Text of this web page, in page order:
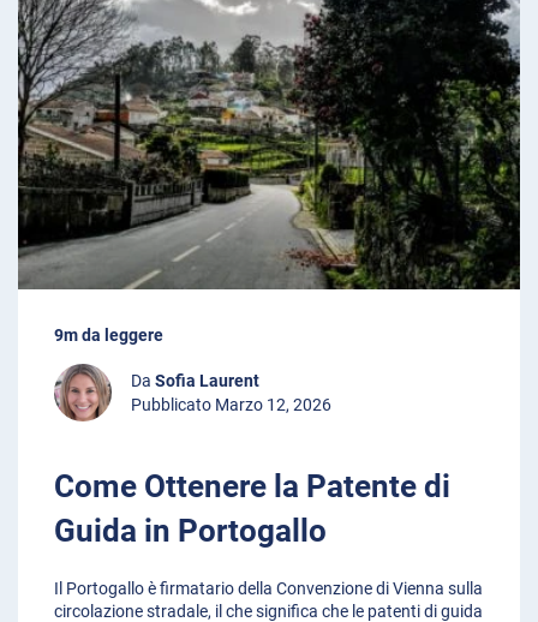
9m da leggere
Da Sofia Laurent
Pubblicato Marzo 12, 2026
Come Ottenere la Patente di
Guida in Portogallo
Il Portogallo è firmatario della Convenzione di Vienna sulla
circolazione stradale, il che significa che le patenti di guida